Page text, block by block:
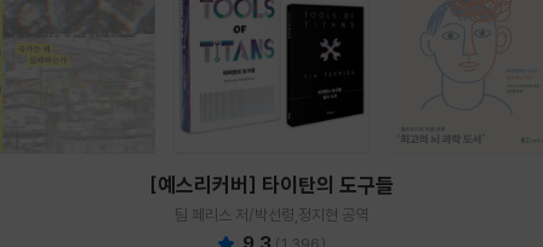
[예스리커버] 타이탄의 도구들
팀 페리스 저/박선령,정지현 공역